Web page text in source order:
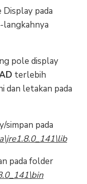
pada
langkahnya
pole display
terlebih
dan letakan pada
simpan pada
pada folder